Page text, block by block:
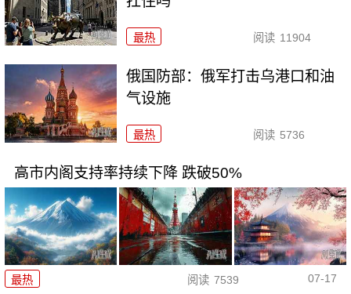
最热 阅读 11904
俄国防部：俄军打击乌港口和油
气设施
最热 阅读 5736
高市内阁支持率持续下降 跌破50%
最热 阅读 7539 07-17